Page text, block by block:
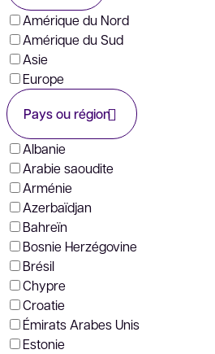
Amérique du Nord
Amérique du Sud
Asie
Europe
Pays ou région
Albanie
Arabie saoudite
Arménie
Azerbaïdjan
Bahreïn
Bosnie Herzégovine
Brésil
Chypre
Croatie
Émirats Arabes Unis
Estonie